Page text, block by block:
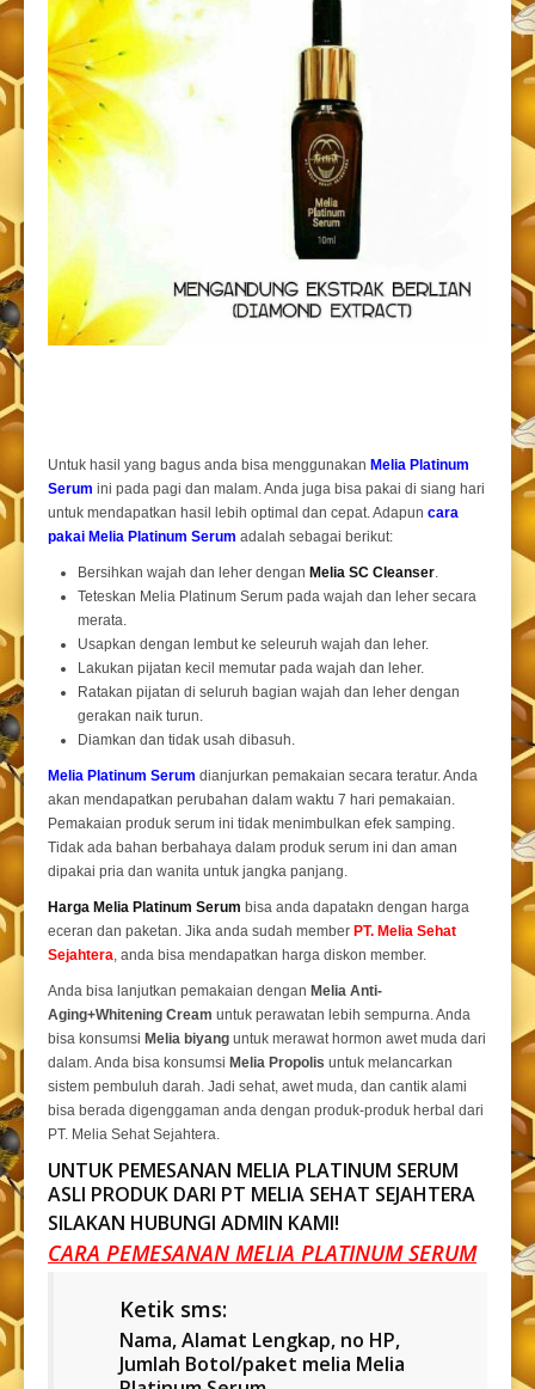
Untuk hasil yang bagus anda bisa menggunakan Melia Platinum
Serum ini pada pagi dan malam. Anda juga bisa pakai di siang hari
untuk mendapatkan hasil lebih optimal dan cepat. Adapun cara
pakai Melia Platinum Serum adalah sebagai berikut:
Bersihkan wajah dan leher dengan Melia SC Cleanser.
Teteskan Melia Platinum Serum pada wajah dan leher secara
merata.
Usapkan dengan lembut ke seleuruh wajah dan leher.
Lakukan pijatan kecil memutar pada wajah dan leher.
Ratakan pijatan di seluruh bagian wajah dan leher dengan
gerakan naik turun.
Diamkan dan tidak usah dibasuh.
Melia Platinum Serum dianjurkan pemakaian secara teratur. Anda
akan mendapatkan perubahan dalam waktu 7 hari pemakaian.
Pemakaian produk serum ini tidak menimbulkan efek samping.
Tidak ada bahan berbahaya dalam produk serum ini dan aman
dipakai pria dan wanita untuk jangka panjang.
Harga Melia Platinum Serum bisa anda dapatakn dengan harga
eceran dan paketan. Jika anda sudah member PT. Melia Sehat
Sejahtera, anda bisa mendapatkan harga diskon member.
Anda bisa lanjutkan pemakaian dengan Melia Anti-
Aging+Whitening Cream untuk perawatan lebih sempurna. Anda
bisa konsumsi Melia biyang untuk merawat hormon awet muda dari
dalam. Anda bisa konsumsi Melia Propolis untuk melancarkan
sistem pembuluh darah. Jadi sehat, awet muda, dan cantik alami
bisa berada digenggaman anda dengan produk-produk herbal dari
PT. Melia Sehat Sejahtera.
UNTUK PEMESANAN MELIA PLATINUM SERUM
ASLI PRODUK DARI PT MELIA SEHAT SEJAHTERA
SILAKAN HUBUNGI ADMIN KAMI!
CARA PEMESANAN MELIA PLATINUM SERUM
Ketik sms:
Nama, Alamat Lengkap, no HP,
Jumlah Botol/paket melia Melia